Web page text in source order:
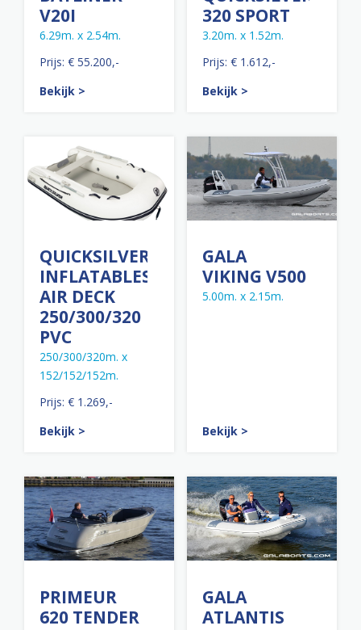
V20I
6.29m. x 2.54m.
Prijs: € 55.200,-
Bekijk >
320 SPORT
3.20m. x 1.52m.
Prijs: € 1.612,-
Bekijk >
QUICKSILVER
INFLATABLES
AIR DECK
250/300/320
PVC
250/300/320m. x
152/152/152m.
Prijs: € 1.269,-
Bekijk >
GALA
VIKING V500
5.00m. x 2.15m.
Bekijk >
PRIMEUR
620 TENDER
GALA
ATLANTIS